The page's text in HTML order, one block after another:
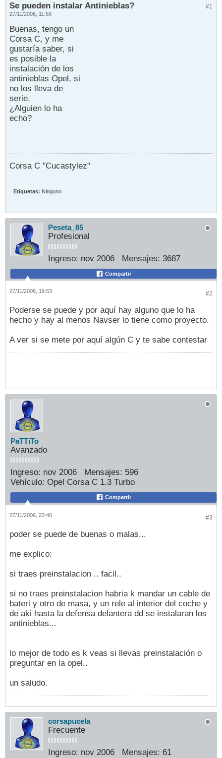
#1
Se pueden instalar Antinieblas?
27/11/2006, 11:58
Buenas, tengo un
Corsa C, y me
gustaría saber, si
es posible la
instalación de los
antinieblas Opel, si
no los lleva de
serie.
¿Alguien lo ha
echo?
Corsa C "Cucastylez"
Etiquetas: Ninguno
Peseta_85
Profesional
Ingreso: nov 2006 Mensajes: 3687
Compartir
#2
27/11/2006, 19:53
Poderse se puede y por aquí hay alguno que lo ha
hecho y hay al menos Navser lo tiene como proyecto.
A ver si se mete por aquí algún C y te sabe contestar
PaTTiTo
Avanzado
Ingreso: nov 2006 Mensajes: 596
Vehículo: Opel Corsa C 1.3 Turbo
Compartir
#3
27/11/2006, 23:40
poder se puede de buenas o malas...
me explico:
si traes preinstalacion .. facil..
si no traes preinstalacion habria k mandar un cable de
bateri y otro de masa, y un rele al interior del coche y
de aki hasta la defensa delantera dd se instalaran los
antinieblas...
lo mejor de todo es k veas si llevas preinstalación o
preguntar en la opel..
un saludo.
corsapucela
Frecuente
Ingreso: nov 2006 Mensajes: 61